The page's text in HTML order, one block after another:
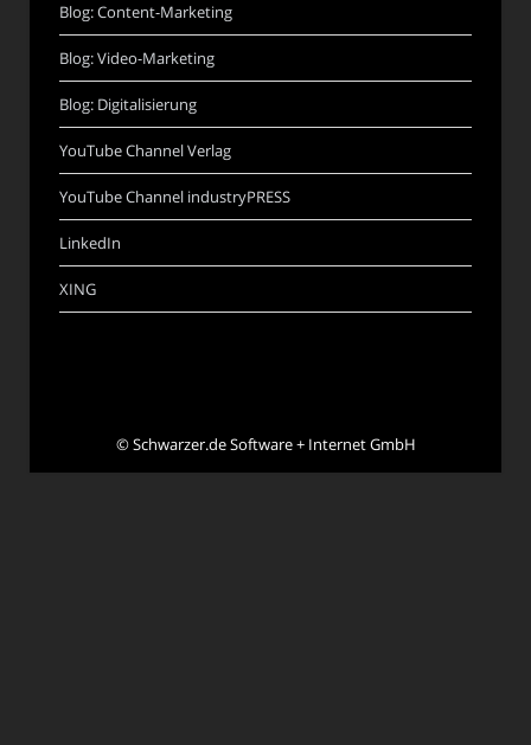
Blog: Content-Marketing
Blog: Video-Marketing
Blog: Digitalisierung
YouTube Channel Verlag
YouTube Channel industryPRESS
LinkedIn
XING
©Schwarzer.de Software + Internet GmbH